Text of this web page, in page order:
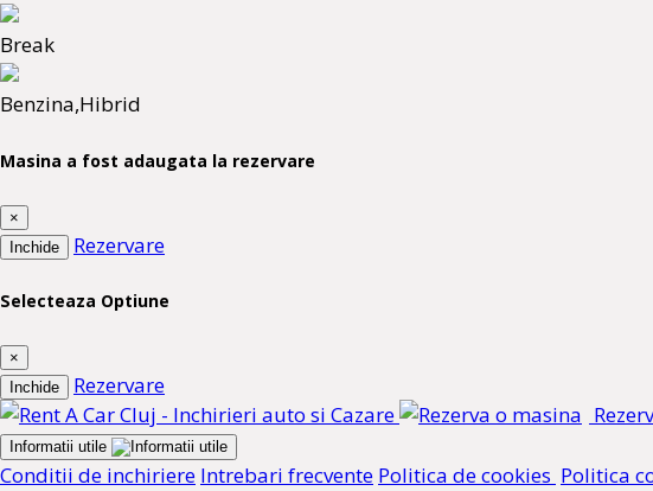
Break
Benzina,Hibrid
Masina a fost adaugata la rezervare
×
Inchide
Rezervare
Selecteaza Optiune
×
Inchide
Rezervare
Informatii utile
Conditii de inchiriere Intrebari frecvente Politica de cookies Politica